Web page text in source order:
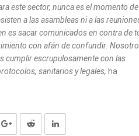
este sector, nunca es el momento de
a las asambleas ni a las
es sacar comunicados en contra de
con afán de confundir.
cumplir escrupulosamente con las
sanitarios y legales, ha